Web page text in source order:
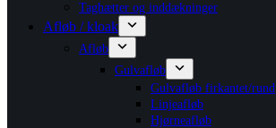
Taghætter og inddækninger
Afløb / kloak
Afløb
Gulvafløb
Gulvafløb firkantet/rund
Linjeafløb
Hjørneafløb